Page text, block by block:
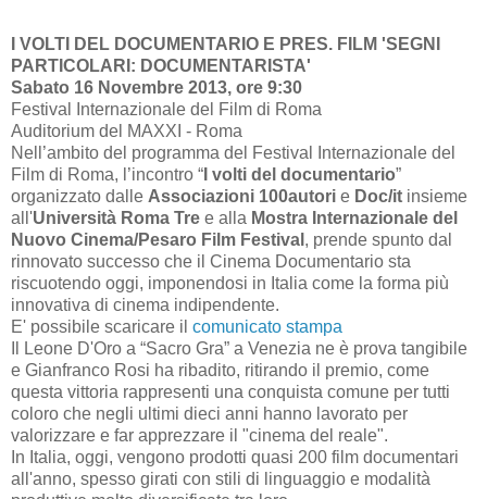
I VOLTI DEL DOCUMENTARIO E PRES. FILM 'SEGNI
PARTICOLARI: DOCUMENTARISTA'
Sabato 16 Novembre 2013, ore 9:30
Festival Internazionale del Film di Roma
Auditorium del MAXXI - Roma
Nell’ambito del programma del Festival Internazionale del
Film di Roma, l’incontro “ I volti del documentario”
organizzato dalle Associazioni 100autori e Doc/it insieme
all'Università Roma Tre e alla Mostra Internazionale del
Nuovo Cinema/Pesaro Film Festival , prende spunto dal
rinnovato successo che il Cinema Documentario sta
riscuotendo oggi, imponendosi in Italia come la forma più
innovativa di cinema indipendente.
E' possibile scaricare il comunicato stampa
Il Leone D'Oro a “Sacro Gra” a Venezia ne è prova tangibile
e Gianfranco Rosi ha ribadito, ritirando il premio, come
questa vittoria rappresenti una conquista comune per tutti
coloro che negli ultimi dieci anni hanno lavorato per
valorizzare e far apprezzare il "cinema del reale".
In Italia, oggi, vengono prodotti quasi 200 film documentari
all'anno, spesso girati con stili di linguaggio e modalità